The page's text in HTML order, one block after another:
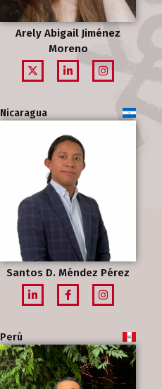
Arely Abigail Jiménez
Moreno
Nicaragua
Santos D. Méndez Pérez
Perú